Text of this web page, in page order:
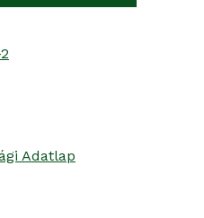
Adatlap